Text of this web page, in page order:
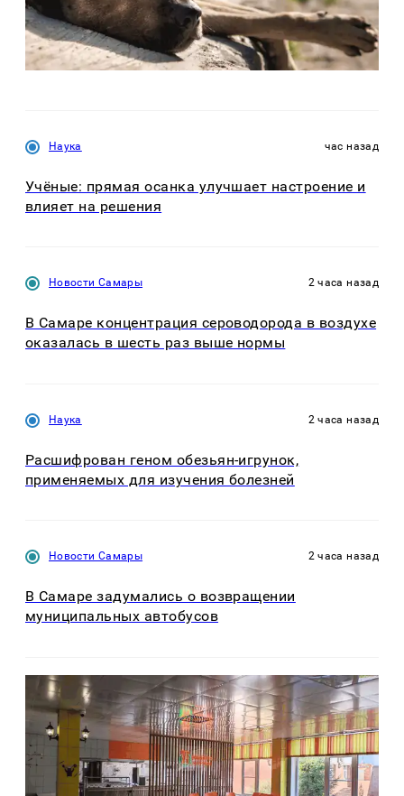
Наука час назад
Учёные: прямая осанка улучшает настроение и
влияет на решения
Новости Самары 2 часа назад
В Самаре концентрация сероводорода в воздухе
оказалась в шесть раз выше нормы
Наука 2 часа назад
Расшифрован геном обезьян-игрунок,
применяемых для изучения болезней
Новости Самары 2 часа назад
В Самаре задумались о возвращении
муниципальных автобусов